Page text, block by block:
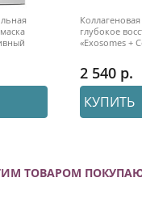
глубокое
«Exosomes +
2 540
КУПИТЬ
ТОВАРОМ